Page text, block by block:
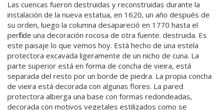
Las cuencas fueron destruidas y reconstruidas durante la
instalación de la nueva estatua, en 1620, un año después de
su orden, luego la columna desapareció en 1770 hasta el
perfil de una decoración rocosa de otra fuente. destruida. Es
este paisaje lo que vemos hoy. Está hecho de una estela
protectora excavada ligeramente de un nicho de cuna. La
parte superior está en forma de concha de vieira, está
separada del resto por un borde de piedra. La propia concha
de vieira está decorada con algunas flores. La pared
protectora alberga una base con formas redondeadas,
decorada con motivos vegetales estilizados como se